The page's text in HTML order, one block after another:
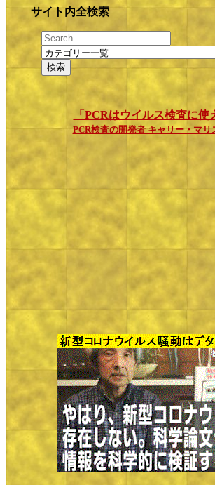
サイト内全検索
「PCRはウイルス検査に使
PCR検査の開発者 キャリー・マリ